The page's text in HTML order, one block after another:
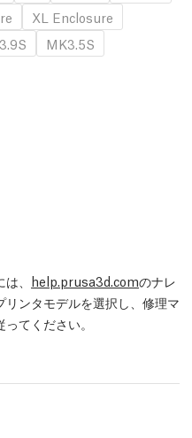
XL Enclosure
MK3.5S
、 help.prusa3d.comのナレ
ンタモデルを選択し、修理マ
てください。